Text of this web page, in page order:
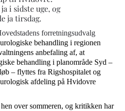
i sidste uge, og
ja tirsdag.
forretningsudvalg
behandling i regionen
anbefaling af, at
behandling i planområde Syd –
– flyttes fra Rigshospitalet og
afdeling på Hvidovre
over sommeren, og kritikken har